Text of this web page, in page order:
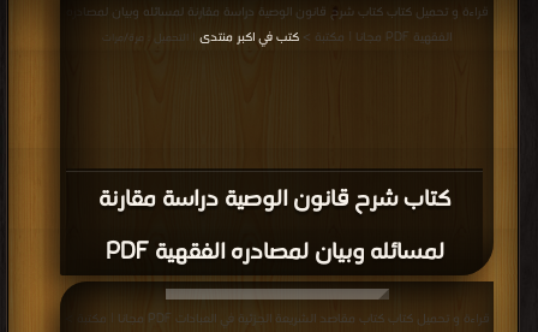
كتاب شرح قانون الوصية دراسة مقارنة
لمسائله وبيان لمصادره الفقهية PDF
قراءة و تحميل كتاب كتاب شرح قانون الوصية دراسة مقارنة لمسائله وبيان لمصادره
الفقهية PDF مجانا | مكتبة >
كتب في اكبر منتدى | التحميل : مرة/مرات
قراءة و تحميل كتاب كتاب مقاصد الشريعة الجزئية في العبادات PDF مجانا | مكتبة >